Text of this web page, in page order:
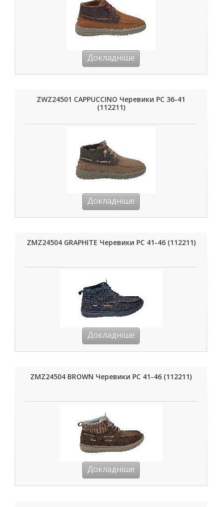
Докладніше
ZWZ24501 CAPPUCCINO Черевики РС 36-41
(112211)
Докладніше
ZMZ24504 GRAPHITE Черевики РС 41-46 (112211)
Докладніше
ZMZ24504 BROWN Черевики РС 41-46 (112211)
Докладніше